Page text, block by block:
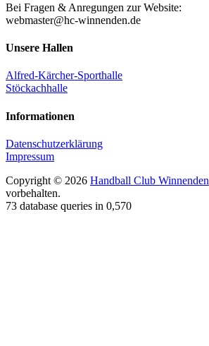
Bei Fragen & Anregungen zur Website:
webmaster@hc-winnenden.de
Unsere Hallen
Alfred-Kärcher-Sporthalle
Stöckachhalle
Informationen
Datenschutzerklärung
Impressum
Copyright © 2026 Handball Club Winnenden
vorbehalten.
73 database queries in 0,570